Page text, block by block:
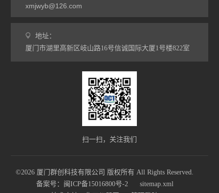
xmjwyb@126.com
地址：
厦门市湖里高新区岐山路16号信诚国际大厦1号楼822室
扫一扫，关注我们
©2026 厦门群创科技有限公司 版权所有 All Rights Reserved.
备案号：闽ICP备15016800号-2
sitemap.xml